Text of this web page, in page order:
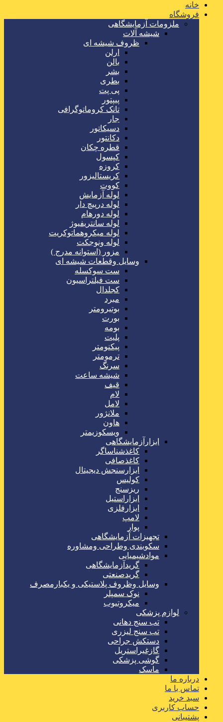
خانه
فروشگاه
ملزومات آزمایشگاهی
شیشه آلات
ظروف شیشه ای
ارلن
بالن
بشر
بطری
پی پت
پیپتور
تانک کروماتوگرافی
جار
دسیکاتور
دکانتور
قطره چکان
کپسول
کروزه
کریستالیزور
کووت
لوله آزمایش
لوله درپیچ دار
لوله دورهام
لوله سانتریفیوژ
لوله میکروهماتوکریت
لوله ونوجکت
مزور (استوانه مدرج )
وسایل وقطعات شیشه ای
ست سوکسله
ست فیلتراسیون
کجلدال
مبرد
بوتیرومتر
بورت
بومه
پلیت
پیکنومتر
ترمومتر
سرنگ
شیشه ساعت
قیف
لام
لامل
ملانژور
هاون
ویسکوزیمتر
ابزارآزمایشگاهی
کاغذشناساگر
کاغذصافی
ابزارسنجش دیجیتال
کولیس
ریزسنج
ابزاراستیل
ابزارفلزی
لامپ
پوار
تجهیزات آزمایشگاهی
سکوبندی وطراحی ومشاوره
موادشیمیایی
گریدآزمایشگاهی
گریدصنعتی
وسایل وظروف پلاستیکی و یکبارمصرف
نوک سمپلر
میکروتیوب
لوازم پزشکی
تب سنج دهانی
تب سنج لیزری
دستکش جراحی
گازغیراستریل
گوشی پزشکی
ماسک
درباره ما
تماس با ما
سبد خرید
حساب کاربری
پشتیبانی